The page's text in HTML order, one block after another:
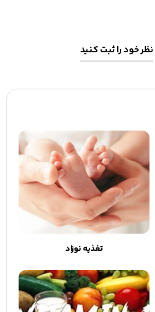
نظر خود را ثبت کنید
تغذیه نوزاد